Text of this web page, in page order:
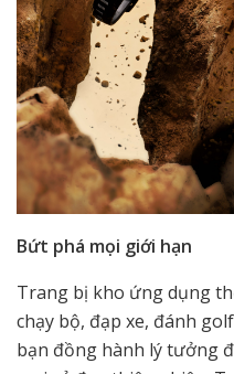
Bứt phá mọi giới hạn
Trang bị kho ứng dụng
chạy bộ, đạp xe, đánh
bạn đồng hành lý tưởng